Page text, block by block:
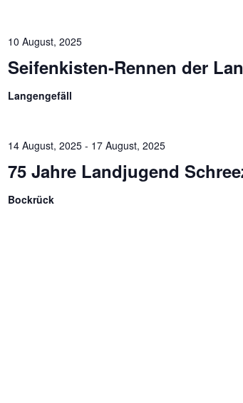
Seifenkisten-Rennen der
10 August, 2025
Langengefäll
75 Jahre Landjugend
14 August, 2025- 17 August, 2025
Bockrück